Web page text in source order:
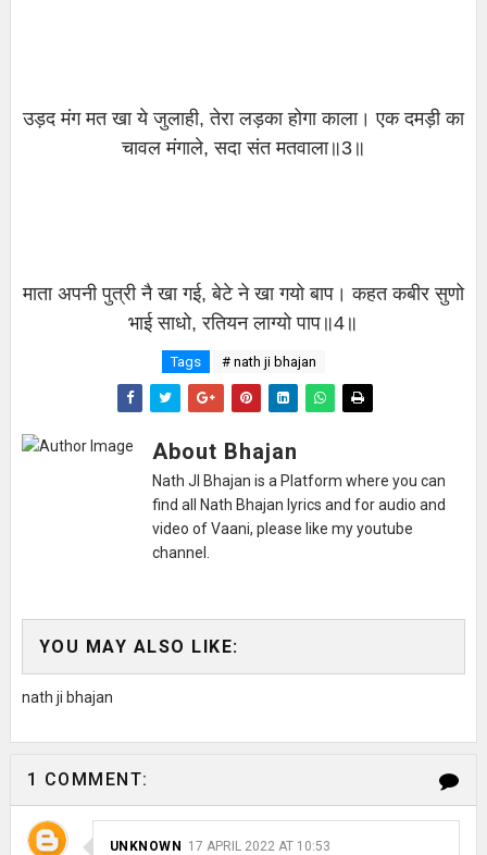
उड़द मंग मत खा ये जुलाही, तेरा लड़का होगा काला। एक दमड़ी का
चावल मंगाले, सदा संत मतवाला॥3॥
माता अपनी पुत्री नै खा गई, बेटे ने खा गयो बाप। कहत कबीर सुणो
भाई साधो, रतियन लाग्यो पाप॥4॥
Tags # nath ji bhajan
About Bhajan
Nath JI Bhajan is a Platform where you can
find all Nath Bhajan lyrics and for audio and
video of Vaani, please like my youtube
channel.
YOU MAY ALSO LIKE:
nath ji bhajan
1 COMMENT:
UNKNOWN 17 APRIL 2022 AT 10:53